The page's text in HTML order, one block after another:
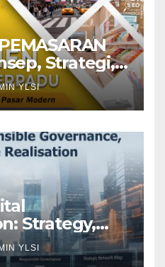
Strategi,
Modern
YLSI
Strategy,
YLSI